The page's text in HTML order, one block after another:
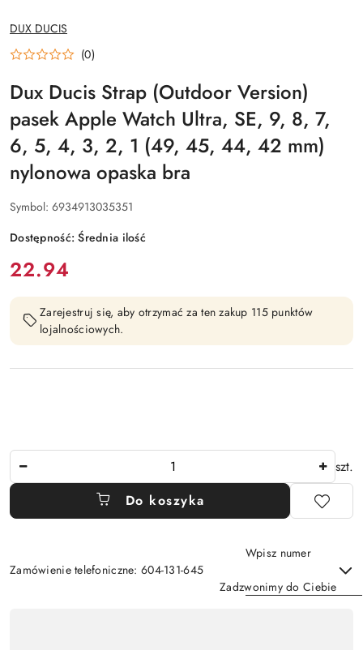
NAZWA
PRODUCENTA:
DUX DUCIS
(0)
Dux Ducis Strap (Outdoor Version)
pasek Apple Watch Ultra, SE, 9, 8, 7,
6, 5, 4, 3, 2, 1 (49, 45, 44, 42 mm)
nylonowa opaska bra
Symbol: 6934913035351
Dostępność:Średnia ilość
cena:
22.94
Zarejestruj się, aby otrzymać za ten zakup 115 punktów
lojalnościowych.
szt.
Do koszyka
Zamówienie telefoniczne: 604-131-645
Wpisz numer
Zadzwonimy do Ciebie